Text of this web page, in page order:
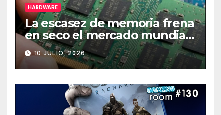
HARDWARE
La escasez de memoria frena
en seco el mercado mundial
de PCs
10 JULIO, 2026